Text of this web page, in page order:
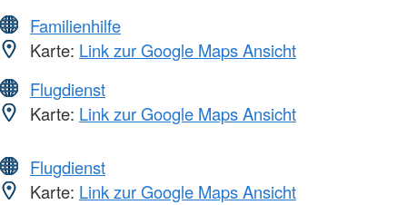
Familienhilfe
Karte: Link zur Google Maps Ansicht
Flugdienst
Karte: Link zur Google Maps Ansicht
Flugdienst
Karte: Link zur Google Maps Ansicht